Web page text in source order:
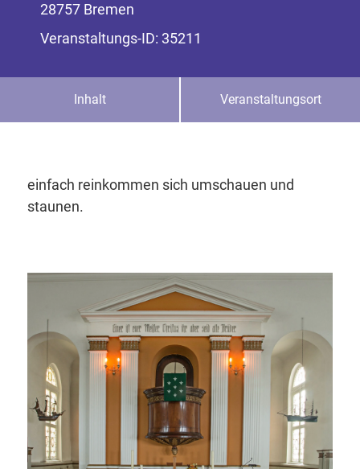
28757 Bremen
Veranstaltungs-ID: 35211
Inhalt Veranstaltungsort
einfach reinkommen sich umschauen und
staunen.